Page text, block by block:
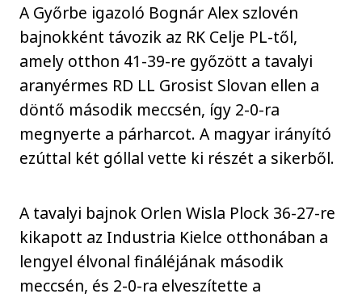
A Győrbe igazoló Bognár Alex szlovén
bajnokként távozik az RK Celje PL-től,
amely otthon 41-39-re győzött a tavalyi
aranyérmes RD LL Grosist Slovan ellen a
döntő második meccsén, így 2-0-ra
megnyerte a párharcot. A magyar irányító
ezúttal két góllal vette ki részét a sikerből.
A tavalyi bajnok Orlen Wisla Plock 36-27-re
kikapott az Industria Kielce otthonában a
lengyel élvonal fináléjának második
meccsén, és 2-0-ra elveszítette a